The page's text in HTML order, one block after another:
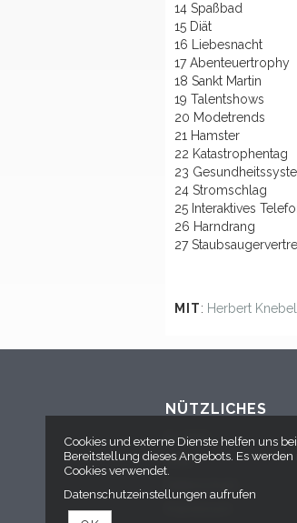
14 Spaßbad
15 Diät
16 Liebesnacht
17 Abenteuertrophy
18 Sankt Martin
19 Talentshows
20 Modetrends
21 Hamster
22 Katastrophentag
23
24 Stromschlag
25 Interaktives
26 Harndrang
27
MIT: Herbert Knebel
NÜTZLICHES
Kontakt
AGB
Cookies und externe Dienste helfen uns
Bereitstellung dieses Angebots. Es
Cookies verwendet.
Datenschutzeinstellungen aufrufen